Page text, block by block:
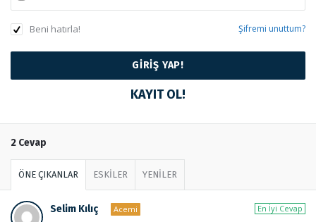
Beni hatırla! Şifremi unuttum?
KAYIT OL!
2 Cevap
ÖNE ÇIKANLAR ESKİLER YENİLER
En İyi Cevap
Selim Kılıç
Acemi